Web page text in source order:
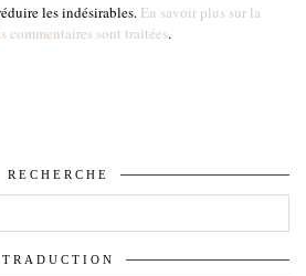
les indésirables. En savoir plus sur la
commentaires sont traitées.
RECHERCHE
TRADUCTION